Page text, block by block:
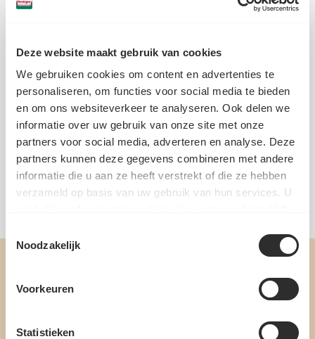
Deze website maakt gebruik van cookies
We gebruiken cookies om content en advertenties te
personaliseren, om functies voor social media te bieden
en om ons websiteverkeer te analyseren. Ook delen we
informatie over uw gebruik van onze site met onze
partners voor social media, adverteren en analyse. Deze
partners kunnen deze gegevens combineren met andere
informatie die u aan ze heeft verstrekt of die ze hebben
verzameld op basis van uw gebruik van hun services. U
Noodzakelijk
Voorkeuren
Statistieken
Allergenen
EAN: 8712200060587 | Artikelnummer: 99060565
KOOP IN EEN SET EN BESPAAR
Zoet Bakpakket - 7-delig 199g
€27,13€26,99
Voeg toe